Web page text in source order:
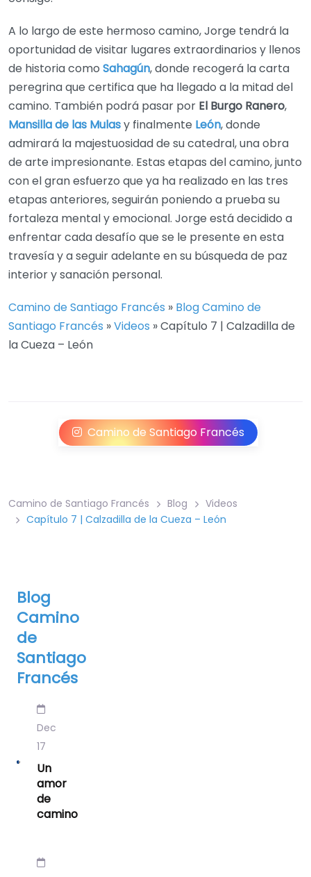
A lo largo de este hermoso camino, Jorge tendrá la
oportunidad de visitar lugares extraordinarios y llenos
de historia como Sahagún, donde recogerá la carta
peregrina que certifica que ha llegado a la mitad del
camino. También podrá pasar por El Burgo Ranero,
Mansilla de las Mulasy finalmente León, donde
admirará la majestuosidad de su catedral, una obra
de arte impresionante. Estas etapas del camino, junto
con el gran esfuerzo que ya ha realizado en las tres
etapas anteriores, seguirán poniendo a prueba su
fortaleza mental y emocional. Jorge está decidido a
enfrentar cada desafío que se le presente en esta
travesía y a seguir adelante en su búsqueda de paz
interior y sanación personal.
Camino de Santiago Francés » Blog Camino de
Santiago Francés »Videos »Capítulo 7 | Calzadilla de
la Cueza – León
Camino de Santiago Francés
Camino de Santiago Francés Blog
Videos
Capítulo 7 | Calzadilla de la Cueza – León
Blog
Camino
de
Santiago
Francés
Dec
17
Un
amor
de
camino